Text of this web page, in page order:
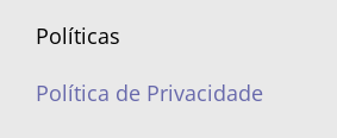
Políticas
Política de Privacidade